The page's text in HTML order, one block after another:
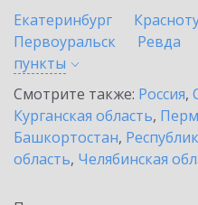
Екатеринбург
Первоуральск
Ревда
пункты
Смотрите также: Россия,
Курганская область,
Башкортостан,
область, Челябинская